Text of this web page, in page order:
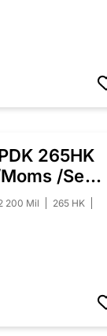
NYINKOMMEN
265HK
/Se
200 Mil
265 HK